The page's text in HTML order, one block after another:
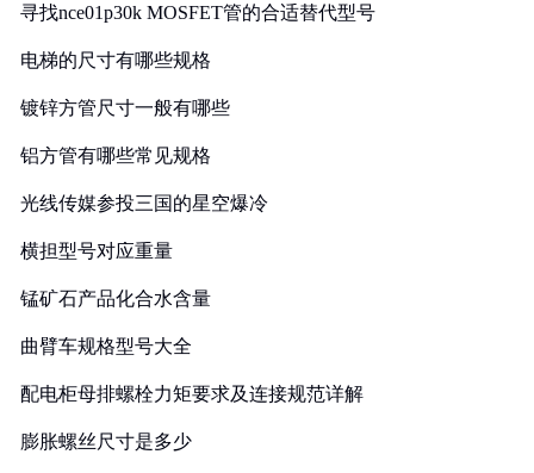
寻找nce01p30k MOSFET管的合适替代型号
电梯的尺寸有哪些规格
镀锌方管尺寸一般有哪些
铝方管有哪些常见规格
光线传媒参投三国的星空爆冷
横担型号对应重量
锰矿石产品化合水含量
曲臂车规格型号大全
配电柜母排螺栓力矩要求及连接规范详解
膨胀螺丝尺寸是多少